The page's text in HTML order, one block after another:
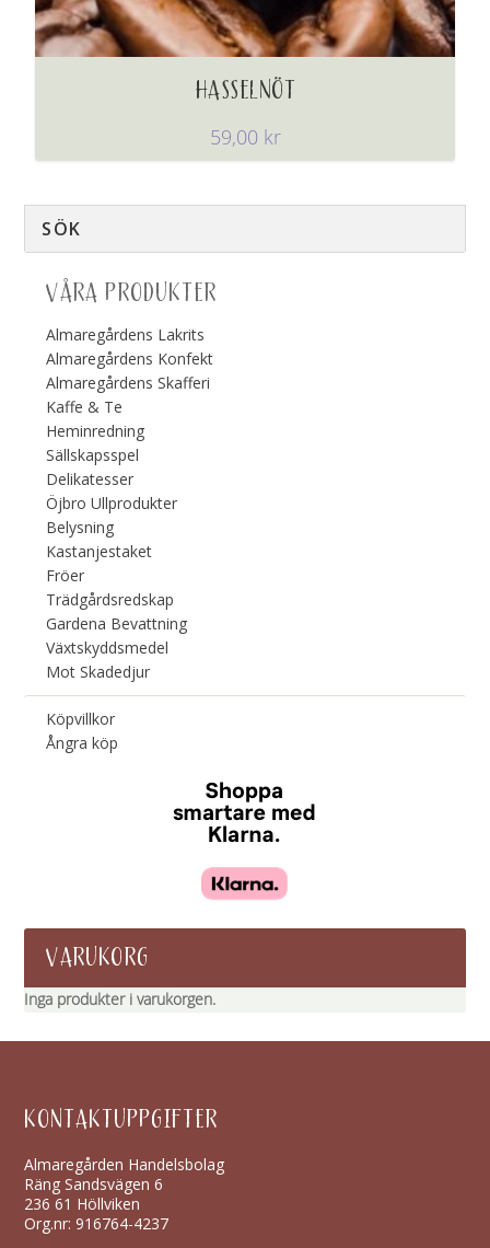
HASSELNÖT
59,00 kr
VÅRA PRODUKTER
Almaregårdens Lakrits
Almaregårdens Konfekt
Almaregårdens Skafferi
Kaffe & Te
Heminredning
Sällskapsspel
Delikatesser
Öjbro Ullprodukter
Belysning
Kastanjestaket
Fröer
Trädgårdsredskap
Gardena Bevattning
Växtskyddsmedel
Mot Skadedjur
Köpvillkor
Ångra köp
VARUKORG
Inga produkter i varukorgen.
KONTAKTUPPGIFTER
Almaregården Handelsbolag
Räng Sandsvägen 6
236 61 Höllviken
Org.nr: 916764-4237